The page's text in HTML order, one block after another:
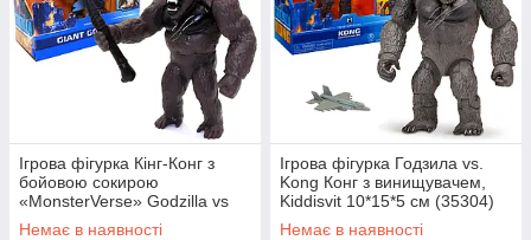
Ігрова фігурка Кінг-Конг з
бойовою сокирою
«MonsterVerse» Godzilla vs
Kong 15*12*5 см (9902)
Немає в наявності
Ігрова фігурка Годзила vs.
Kong Конг з винищувачем,
Kiddisvit 10*15*5 см (35304)
Немає в наявності